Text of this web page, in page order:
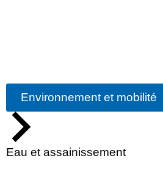
Environnement et mobilité
Eau et assainissement